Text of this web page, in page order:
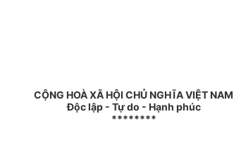
CỘNG HOÀ XÃ HỘI CHỦ NGHĨA VIỆT NAM
Độc lập - Tự do - Hạnh phúc
********